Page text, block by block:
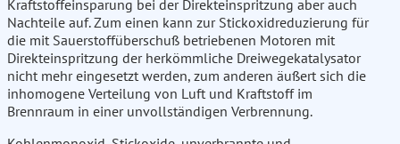
Kraftstoffeinsparung bei der Direkteinspritzung aber auch
Nachteile auf. Zum einen kann zur Stickoxidreduzierung für
die mit Sauerstoffüberschuß betriebenen Motoren mit
Direkteinspritzung der herkömmliche Dreiwegekatalysator
nicht mehr eingesetzt werden, zum anderen äußert sich die
inhomogene Verteilung von Luft und Kraftstoff im
Brennraum in einer unvollständigen Verbrennung.